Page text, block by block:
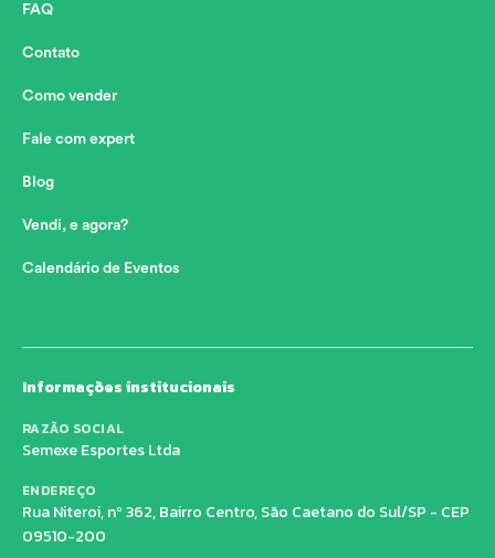
FAQ
Contato
Como vender
Fale com expert
Blog
Vendi, e agora?
Calendário de Eventos
Informações institucionais
RAZÃO SOCIAL
Semexe Esportes Ltda
ENDEREÇO
Rua Niteroi, nº 362, Bairro Centro, São Caetano do Sul/SP - CEP
09510-200